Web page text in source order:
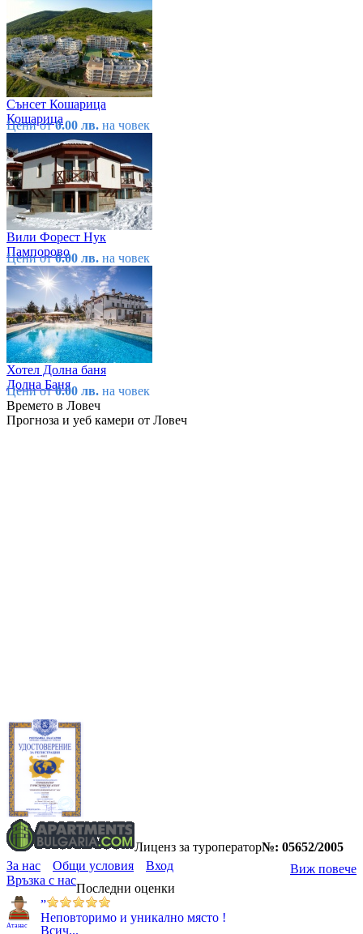
Сънсет Кошарица
Кошарица
Цени от0.00 лв. на човек
Вили Форест Нук
Пампорово
Цени от0.00 лв. на човек
Хотел Долна баня
Долна Баня
Цени от0.00 лв. на човек
Времето в Ловеч
Прогноза и уеб камери от Ловеч
Лиценз за туроператор№: 05652/2005
Виж повече
За нас Общи условия
Вход
Връзка с нас
Последни оценки
Атанас
”
Неповторимо и уникално място !
Всич...